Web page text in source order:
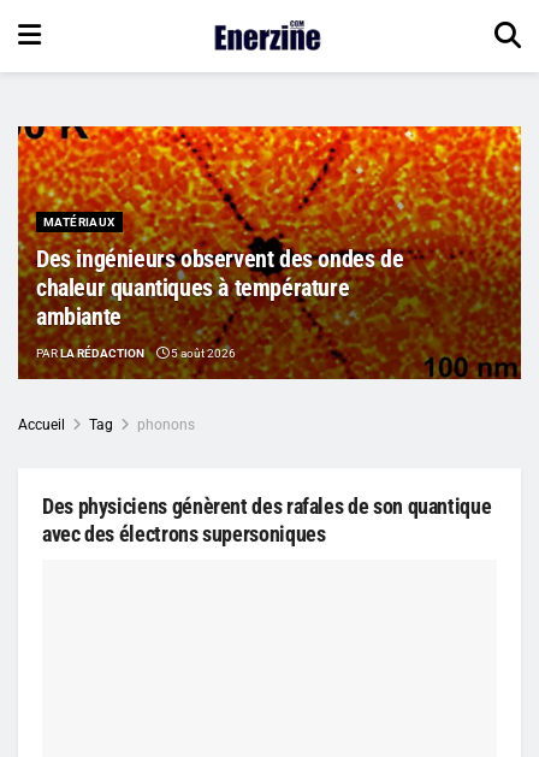
MATÉRIAUX
Des ingénieurs observent des ondes de
chaleur quantiques à température
ambiante
PARLA RÉDACTION 5 août 2026
Accueil Tag phonons
Des physiciens génèrent des rafales de son quantique
avec des électrons supersoniques